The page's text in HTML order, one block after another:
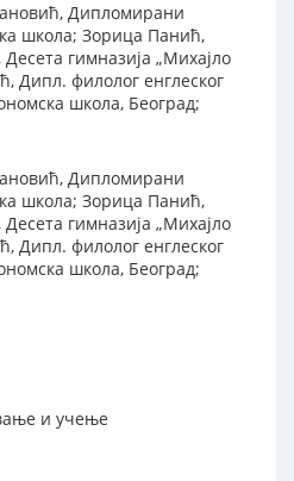
Дипломирани
школа; Зорица Панић,
гимназија „Михајло
Дипл. филолог енглеског
школа, Београд;
Дипломирани
школа; Зорица Панић,
гимназија „Михајло
Дипл. филолог енглеског
школа, Београд;
и учење